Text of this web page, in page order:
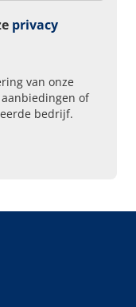
privacy
van onze
of
bedrijf.